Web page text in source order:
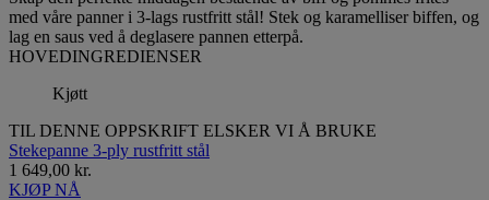
med våre panner i 3-lags rustfritt stål! Stek og karamelliser biffen, og
lag en saus ved å deglasere pannen etterpå.
HOVEDINGREDIENSER
Kjøtt
TIL DENNE OPPSKRIFT ELSKER VI Å BRUKE
Stekepanne 3-ply rustfritt stål
1 649,00 kr.
KJØP NÅ